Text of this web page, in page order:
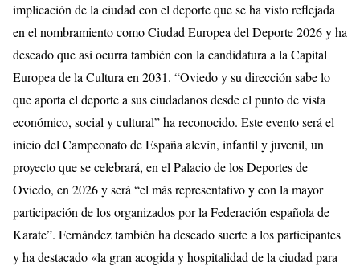
implicación de la ciudad con el deporte que se ha visto reflejada
en el nombramiento como Ciudad Europea del Deporte 2026 y ha
deseado que así ocurra también con la candidatura a la Capital
Europea de la Cultura en 2031. “Oviedo y su dirección sabe lo
que aporta el deporte a sus ciudadanos desde el punto de vista
económico, social y cultural” ha reconocido. Este evento será el
inicio del Campeonato de España alevín, infantil y juvenil, un
proyecto que se celebrará, en el Palacio de los Deportes de
Oviedo, en 2026 y será “el más representativo y con la mayor
participación de los organizados por la Federación española de
Karate”. Fernández también ha deseado suerte a los participantes
y ha destacado «la gran acogida y hospitalidad de la ciudad para